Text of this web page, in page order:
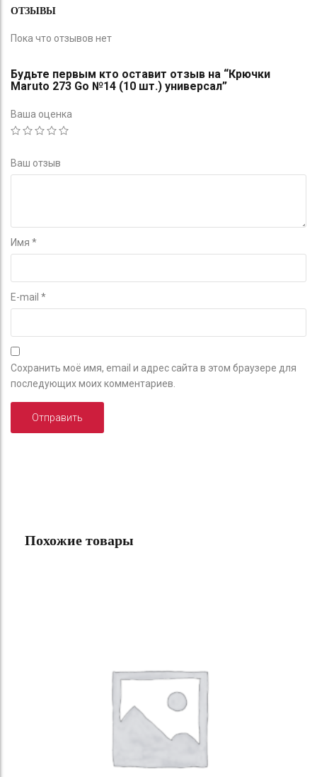
ОТЗЫВЫ
Пока что отзывов нет
Будьте первым кто оставит отзыв на “Крючки
Maruto 273 Go №14 (10 шт.) универсал”
Ваша оценка
Ваш отзыв
Имя *
E-mail *
Сохранить моё имя, email и адрес сайта в этом браузере для
последующих моих комментариев.
Похожие товары